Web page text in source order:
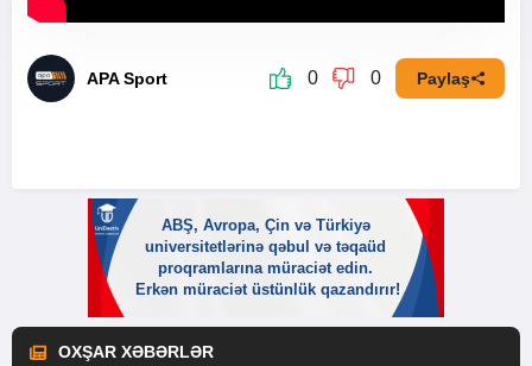
APA Sport 0 0 Paylaş
OXŞAR XƏBƏRLƏR